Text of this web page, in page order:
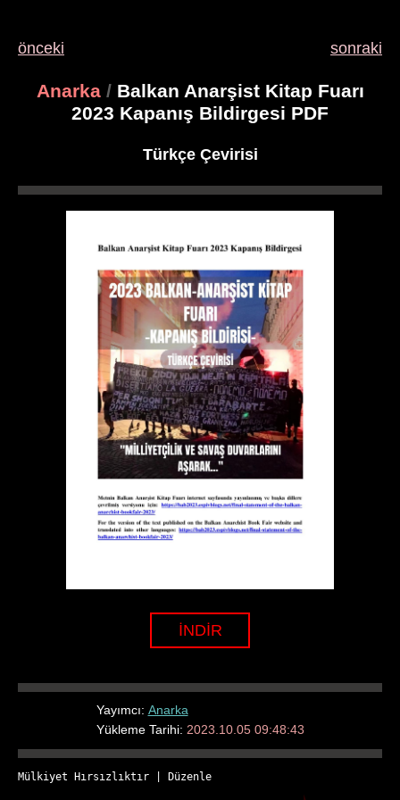
önceki sonraki
Anarka /Balkan Anarşist Kitap Fuarı
2023 Kapanış Bildirgesi PDF
Türkçe Çevirisi
İNDİR
Yayımcı: Anarka
Yükleme Tarihi: 2023.10.05 09:48:43
Mülkiyet Hırsızlıktır Düzenle